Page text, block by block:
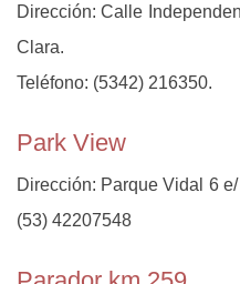
Dirección: Calle
Clara.
Teléfono: (5342) 216350.
Park View
Dirección: Parque Vidal 6
(53) 42207548